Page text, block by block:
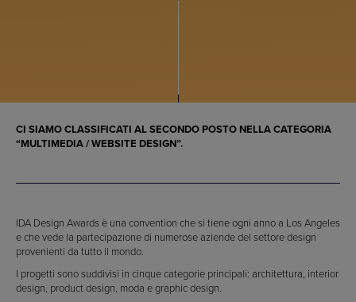
CI SIAMO CLASSIFICATI AL SECONDO POSTO NELLA CATEGORIA
“MULTIMEDIA / WEBSITE DESIGN”.
IDA Design Awards è una convention che si tiene ogni anno a Los Angeles
e che vede la partecipazione di numerose aziende del settore design
provenienti da tutto il mondo.
I progetti sono suddivisi in cinque categorie principali: architettura, interior
design, product design, moda e graphic design.